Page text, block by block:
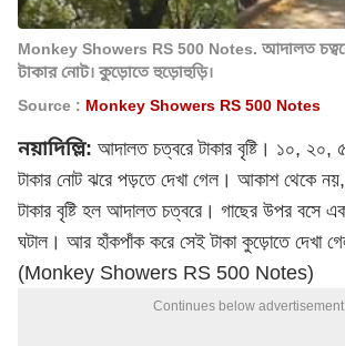
Monkey Showers RS 500 Notes. আদালত
টাকার নোট। কুড়োতে হুড়োহুড়ি।
Source : Monkey Showers RS 500 Notes
নয়াদিল্লি: আদালত চত্বরে টাকার বৃষ্টি। ১০,
টাকার নোট ঝরে পড়তে দেখা গেল। আকাশ থেকে
টাকার বৃষ্টি হল আদালত চত্বরে। গাছের উপর বসে
ঘটাল। আর হাঁকপাঁক করে সেই টাকা কুড়োতে দেখা
(Monkey Showers RS 500 Notes)
Continues below advertisement